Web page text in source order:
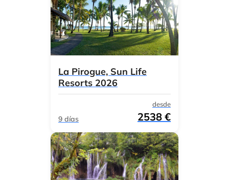
La Pirogue, Sun Life
Resorts 2026
9 días
desde
2538 €